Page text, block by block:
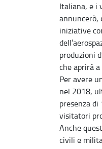
Italiana, e i
annuncerò,
iniziative
produzioni
che aprirà
Per avere
nel 2018,
presenza
visitatori
Anche
civili e